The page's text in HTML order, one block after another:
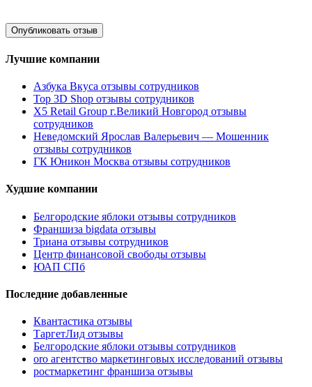
Лучшие компании
Азбука Вкуса отзывы сотрудников
Top 3D Shop отзывы сотрудников
X5 Retail Group г.Великий Новгород отзывы
сотрудников
Неведомский Ярослав Валерьевич — Мошенник
отзывы сотрудников
ГК Юникон Москва отзывы сотрудников
Худшие компании
Белгородские яблоки отзывы сотрудников
Франшиза bigdata отзывы
Триана отзывы сотрудников
Центр финансовой свободы отзывы
ЮАП СПб
Последние добавленные
Квантастика отзывы
ТаргетЛид отзывы
Белгородские яблоки отзывы сотрудников
oro агентство маркетинговых исследований отзывы
ростмаркетинг франшиза отзывы